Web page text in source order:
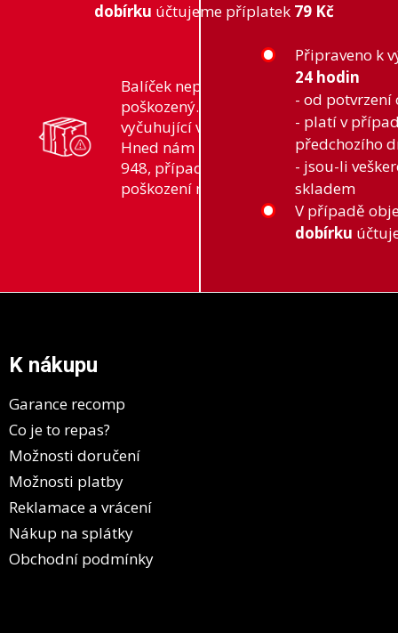
dobírku účtujeme příplatek 79 Kč
Balíček nepřebírej pokud je výrazně
poškozený. Například díry,
vyčuhující výplň, porušená páska.
Hned nám zavolej číslo +420 727 957
948, případně napiš mail s fotografií
poškození na info@recomp.cz
Připraveno k
24 hodin
- od potvrzení
- platí v
předchozího
- jsou-li
skladem
V případě
dobírku
K nákupu
Garance recomp
Co je to repas?
Možnosti doručení
Možnosti platby
Reklamace a vrácení
Nákup na splátky
Obchodní podmínky